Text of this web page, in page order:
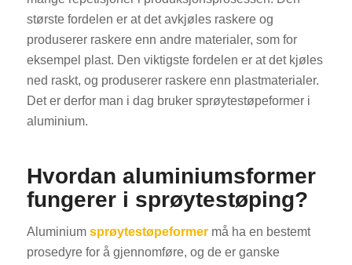
største fordelen er at det avkjøles raskere og
produserer raskere enn andre materialer, som for
eksempel plast. Den viktigste fordelen er at det kjøles
ned raskt, og produserer raskere enn plastmaterialer.
Det er derfor man i dag bruker sprøytestøpeformer i
aluminium.
Hvordan aluminiumsformer
fungerer i sprøytestøping?
Aluminium sprøytestøpeformermå ha en bestemt
prosedyre for å gjennomføre, og de er ganske